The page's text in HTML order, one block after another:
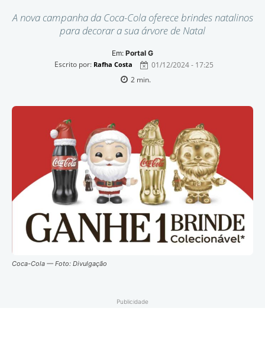
A nova campanha da Coca-Cola oferece brindes natalinos
para decorar a sua árvore de Natal
Em: Portal G
Escrito por: Rafha Costa
01/12/2024 - 17:25
2min.
Coca-Cola — Foto: Divulgação
Publicidade